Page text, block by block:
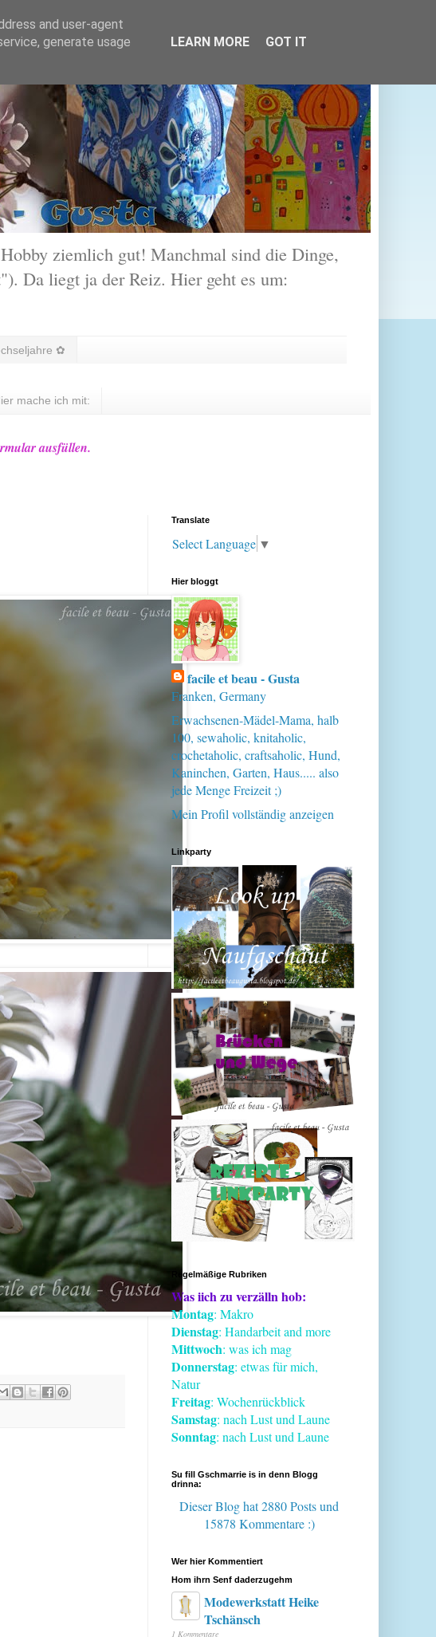
ziemlich gut! Manchmal sind die Dinge,
Da liegt ja der Reiz. Hier geht es um:
✿
mache ich mit:
ausfüllen.
Translate
Select Language ▼
Hier bloggt
facile et beau - Gusta
Franken, Germany
Erwachsenen-Mädel-Mama, halb
100, sewaholic, knitaholic,
crochetaholic, craftsaholic, Hund,
Kaninchen, Garten, Haus..... also
jede Menge Freizeit ;)
Mein Profil vollständig anzeigen
Linkparty
Regelmäßige Rubriken
Was iich zu verzälln hob:
Montag: Makro
Dienstag: Handarbeit and more
Mittwoch: was ich mag
Donnerstag: etwas für mich,
Natur
Freitag: Wochenrückblick
Samstag: nach Lust und Laune
Sonntag: nach Lust und Laune
Su fill Gschmarrie is in denn Blogg
drinna:
Dieser Blog hat 2880 Postsund
15878 Kommentare :)
Wer hier Kommentiert
Hom ihrn Senf daderzugehm
Modewerkstatt Heike
Tschänsch
1 Kommentare
and user-agent
generate usage
LEARN MORE GOT IT